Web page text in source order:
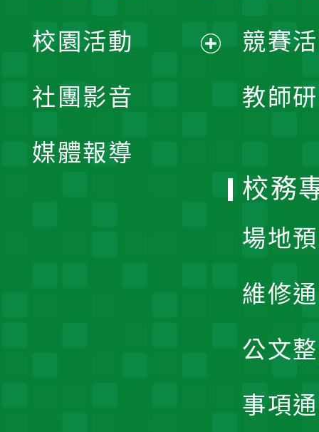
競賽
教師
開
校園活動
社團影音
媒體報導
校務
場地
維修
公文
事項